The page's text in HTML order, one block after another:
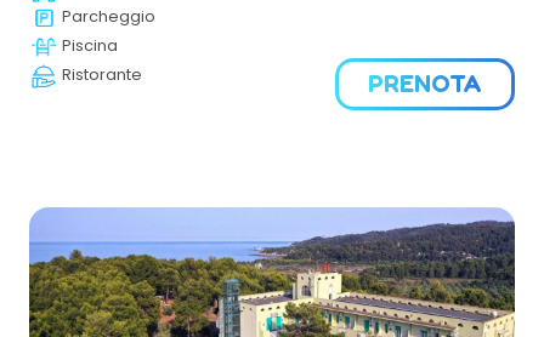
Parcheggio
Piscina
Ristorante
PRENOTA